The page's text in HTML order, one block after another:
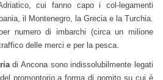
cui fanno capo i col-legamenti
il Montenegro, la Grecia e la Turchia.
numero di imbarchi (circa un milione
delle merci e per la pesca.
di Ancona sono indissolubilmente legati
promontorio a forma di gomito su cui è